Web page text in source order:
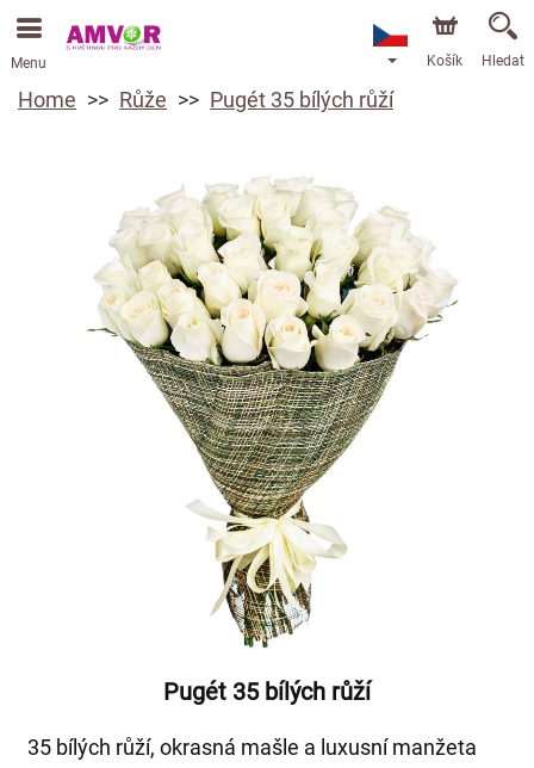
Menu Košík Hledat
Home Růže Pugét 35 bílých růží
Pugét 35 bílých růží
35 bílých růží, okrasná mašle a luxusní manžeta